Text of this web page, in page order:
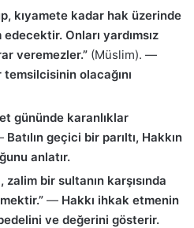
kıyamete kadar hak üzerinde
Onları yardımsız
veremezler.” (Müslim). —
olacağını
gününde karanlıklar
Batılın geçici bir parıltı, Hakkın
anlatır.
bir sultanın karşısında
— Hakkı ihkak etmenin
ve değerini gösterir.